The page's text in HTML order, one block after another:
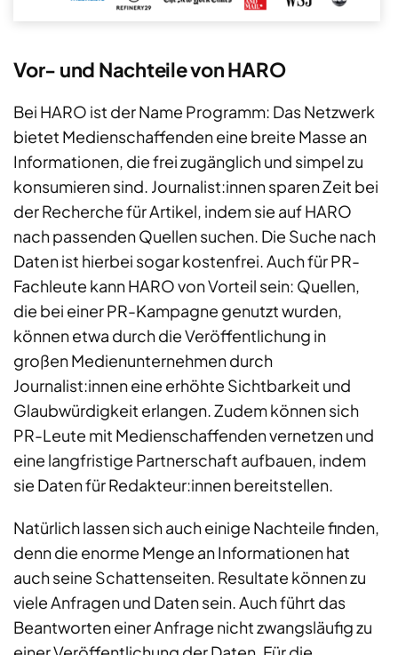
Vor- und Nachteile von HARO
Bei HARO ist der Name Programm: Das Netzwerk
bietet Medienschaffenden eine breite Masse an
Informationen, die frei zugänglich und simpel zu
konsumieren sind. Journalist:innen sparen Zeit bei
der Recherche für Artikel, indem sie auf HARO
nach passenden Quellen suchen. Die Suche nach
Daten ist hierbei sogar kostenfrei. Auch für PR-
Fachleute kann HARO von Vorteil sein: Quellen,
die bei einer PR-Kampagne genutzt wurden,
können etwa durch die Veröffentlichung in
großen Medienunternehmen durch
Journalist:innen eine erhöhte Sichtbarkeit und
Glaubwürdigkeit erlangen. Zudem können sich
PR-Leute mit Medienschaffenden vernetzen und
eine langfristige Partnerschaft aufbauen, indem
sie Daten für Redakteur:innen bereitstellen.
Natürlich lassen sich auch einige Nachteile finden,
denn die enorme Menge an Informationen hat
auch seine Schattenseiten. Resultate können zu
viele Anfragen und Daten sein. Auch führt das
Beantworten einer Anfrage nicht zwangsläufig zu